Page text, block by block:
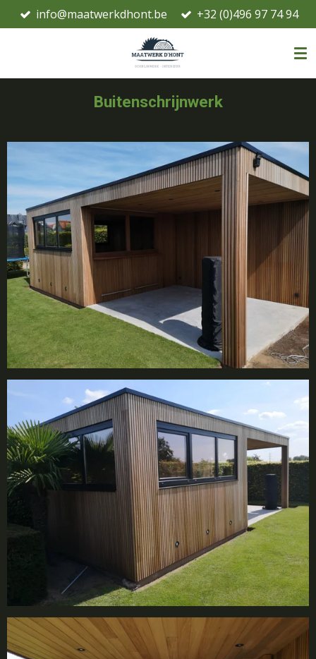
Ga
direct
hoofdinhoud
info@maatwerkdhont.be +32 (0)496 97 74 94
Buitenschrijnwerk